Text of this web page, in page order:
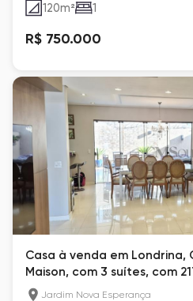
120m² 1
R$ 750.000
Casa à venda em Londrina,
Maison, com 3 suítes, com
Jardim Nova Esperança